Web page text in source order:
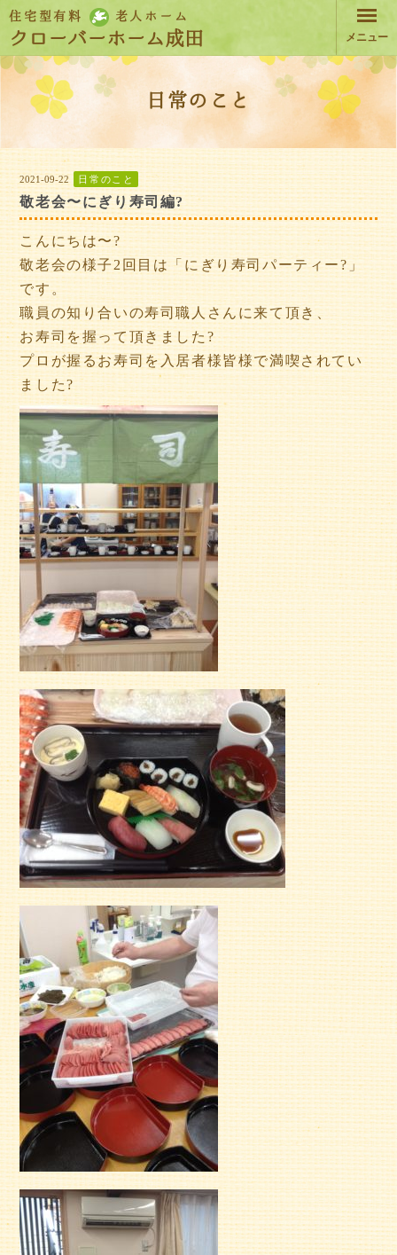
クローバーホーム成田
住宅型有料
老人ホーム
メニュー
日常のこと
2021-09-22 日常のこと
敬老会〜にぎり寿司編?
こんにちは〜?
敬老会の様子2回目は「にぎり寿司パーティー?」
です。
職員の知り合いの寿司職人さんに来て頂き、
お寿司を握って頂きました?
プロが握るお寿司を入居者様皆様で満喫されてい
ました?